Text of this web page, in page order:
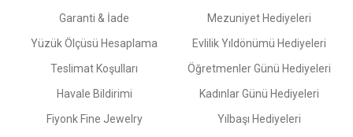
Garanti & İade
Yüzük Ölçüsü Hesaplama
Teslimat Koşulları
Havale Bildirimi
Fiyonk Fine Jewelry
Mezuniyet Hediyeleri
Evlilik Yıldönümü Hediyeleri
Öğretmenler Günü Hediyeleri
Kadınlar Günü Hediyeleri
Yılbaşı Hediyeleri